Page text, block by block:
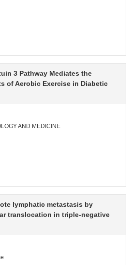
3 Pathway Mediates the
of Aerobic Exercise in Diabetic
AND MEDICINE
lymphatic metastasis by
translocation in triple-negative